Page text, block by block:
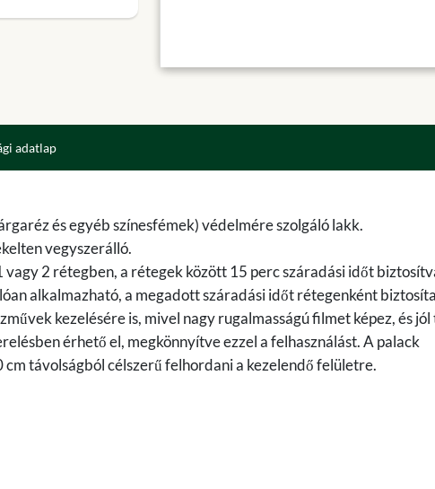
adatlap
és egyéb színesfémek) védelmére szolgáló lakk.
vegyszerálló.
2 rétegben, a rétegek között 15 perc száradási időt
alkalmazható, a megadott száradási időt rétegenként
kezelésére is, mivel nagy rugalmasságú filmet képez, és jól
érhető el, megkönnyítve ezzel a felhasználást. A palack
távolságból célszerű felhordani a kezelendő felületre.